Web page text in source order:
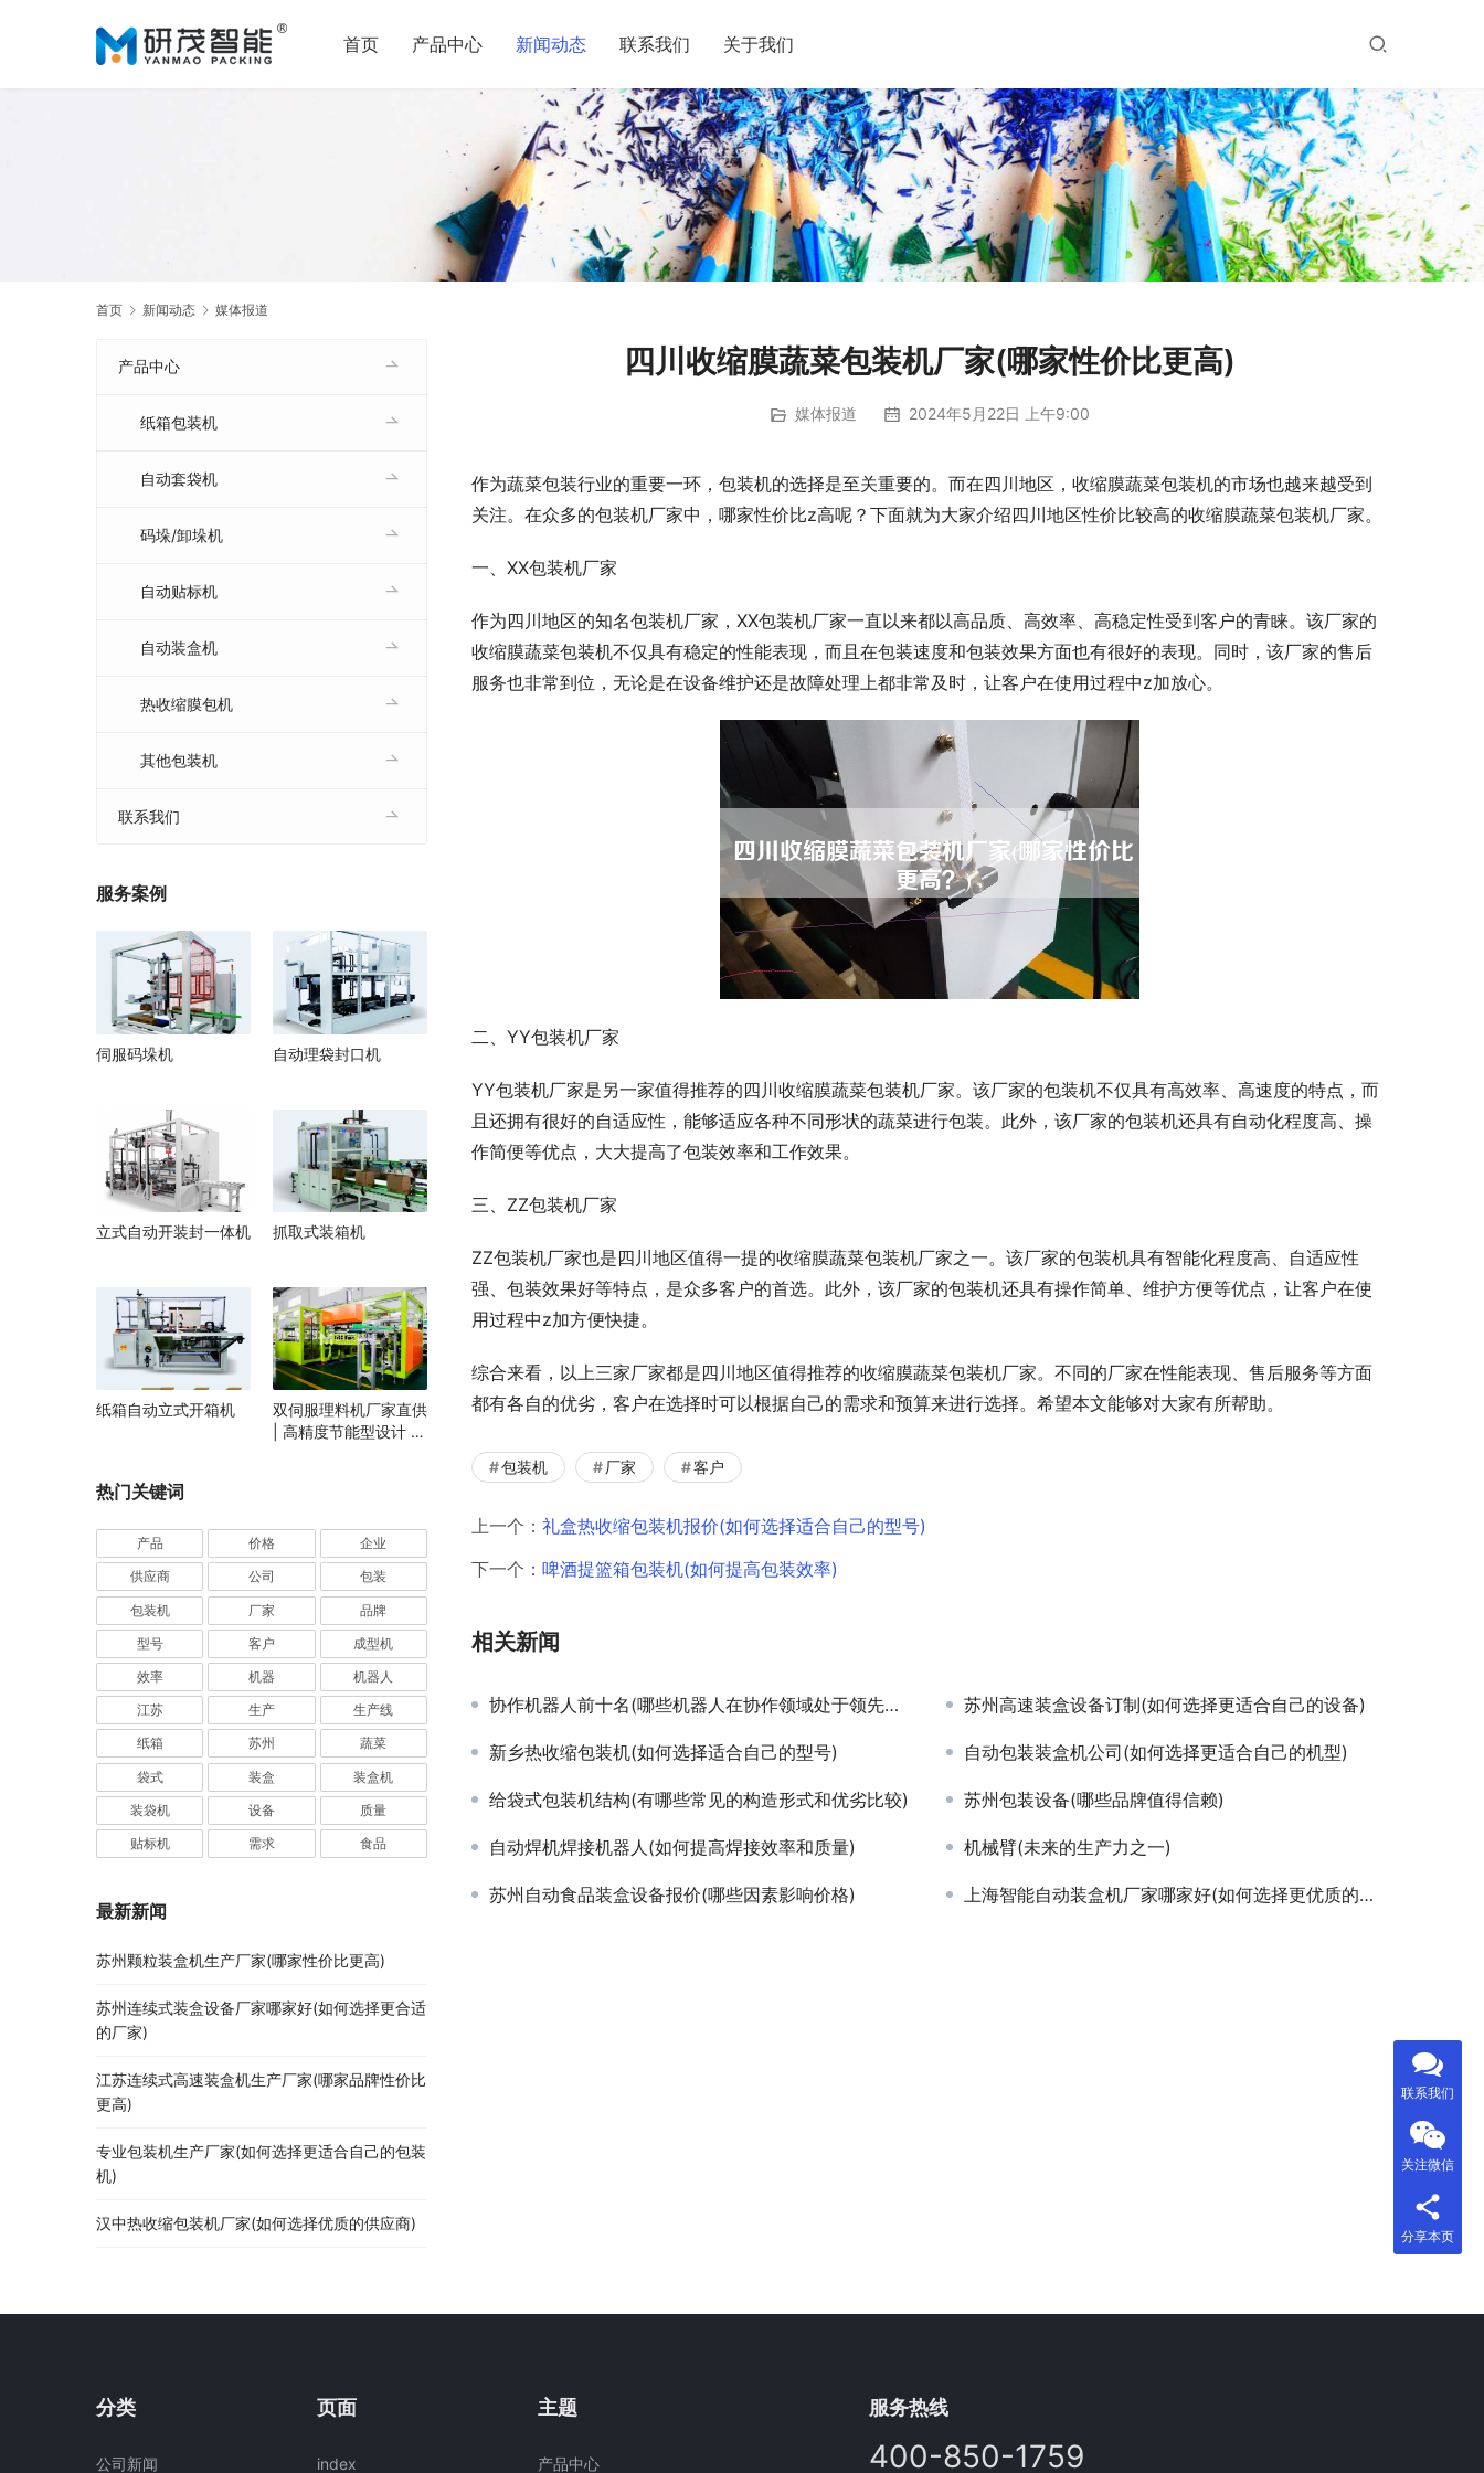
首页 产品中心 新闻动态 联系我们 关于我们
首页 新闻动态 媒体报道
四川收缩膜蔬菜包装机厂家(哪家性价比更高)
媒体报道 2024年5月22日 上午9:00
作为蔬菜包装行业的重要一环，包装机的选择是至关重要的。而在四川地区，收缩膜蔬菜包装机的市场也越来越受到
关注。在众多的包装机厂家中，哪家性价比z高呢？下面就为大家介绍四川地区性价比较高的收缩膜蔬菜包装机厂家。
一、XX包装机厂家
作为四川地区的知名包装机厂家，XX包装机厂家一直以来都以高品质、高效率、高稳定性受到客户的青睐。该厂家的
收缩膜蔬菜包装机不仅具有稳定的性能表现，而且在包装速度和包装效果方面也有很好的表现。同时，该厂家的售后
服务也非常到位，无论是在设备维护还是故障处理上都非常及时，让客户在使用过程中z加放心。
二、YY包装机厂家
YY包装机厂家是另一家值得推荐的四川收缩膜蔬菜包装机厂家。该厂家的包装机不仅具有高效率、高速度的特点，而
且还拥有很好的自适应性，能够适应各种不同形状的蔬菜进行包装。此外，该厂家的包装机还具有自动化程度高、操
作简便等优点，大大提高了包装效率和工作效果。
三、ZZ包装机厂家
ZZ包装机厂家也是四川地区值得一提的收缩膜蔬菜包装机厂家之一。该厂家的包装机具有智能化程度高、自适应性
强、包装效果好等特点，是众多客户的首选。此外，该厂家的包装机还具有操作简单、维护方便等优点，让客户在使
用过程中z加方便快捷。
综合来看，以上三家厂家都是四川地区值得推荐的收缩膜蔬菜包装机厂家。不同的厂家在性能表现、售后服务等方面
都有各自的优劣，客户在选择时可以根据自己的需求和预算来进行选择。希望本文能够对大家有所帮助。
包装机 厂家 客户
上一个： 礼盒热收缩包装机报价(如何选择适合自己的型号)
下一个： 啤酒提篮箱包装机(如何提高包装效率)
相关新闻
协作机器人前十名(哪些机器人在协作领域处于领先地位) 苏州高速装盒设备订制(如何选择更适合自己的设备)
新乡热收缩包装机(如何选择适合自己的型号) 自动包装装盒机公司(如何选择更适合自己的机型)
给袋式包装机结构(有哪些常见的构造形式和优劣比较) 苏州包装设备(哪些品牌值得信赖)
自动焊机焊接机器人(如何提高焊接效率和质量) 机械臂(未来的生产力之一)
苏州自动食品装盒设备报价(哪些因素影响价格) 上海智能自动装盒机厂家哪家好(如何选择更优质的供应商)
产品中心
纸箱包装机
自动套袋机
码垛/卸垛机
自动贴标机
自动装盒机
热收缩膜包机
其他包装机
联系我们
服务案例
伺服码垛机 自动理袋封口机
立式自动开装封一体机 抓取式装箱机
纸箱自动立式开箱机
双伺服理料机厂家直供
| 高精度节能型设计 |
热门关键词
产品 价格 企业
供应商 公司 包装
包装机 厂家 品牌
型号 客户 成型机
效率 机器 机器人
江苏 生产 生产线
纸箱 苏州 蔬菜
袋式 装盒 装盒机
装袋机 设备 质量
贴标机 需求 食品
最新新闻
苏州颗粒装盒机生产厂家(哪家性价比更高)
苏州连续式装盒设备厂家哪家好(如何选择更合适
的厂家)
江苏连续式高速装盒机生产厂家(哪家品牌性价比
更高)
专业包装机生产厂家(如何选择更适合自己的包装
机)
汉中热收缩包装机厂家(如何选择优质的供应商)
分类
公司新闻
页面
index
主题
产品中心
服务热线
400-850-1759
联系我们
关注微信
分享本页